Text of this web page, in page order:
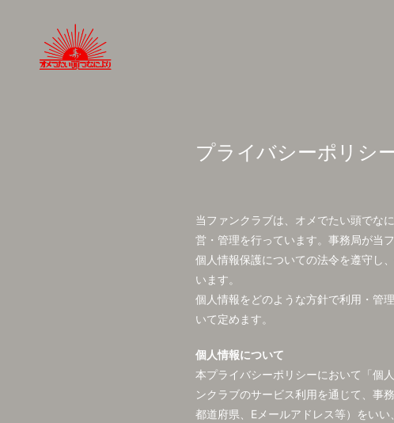
プライバシーポリシ
当ファンクラブは、オメでたい頭でな
営・管理を行っています。事務局が当
個人情報保護についての法令を遵守し
います。
個人情報をどのような方針で利用・管
いて定めます。
個人情報について
本プライバシーポリシーにおいて「個
ンクラブのサービス利用を通じて、事
都道府県、Eメールアドレス等）をい